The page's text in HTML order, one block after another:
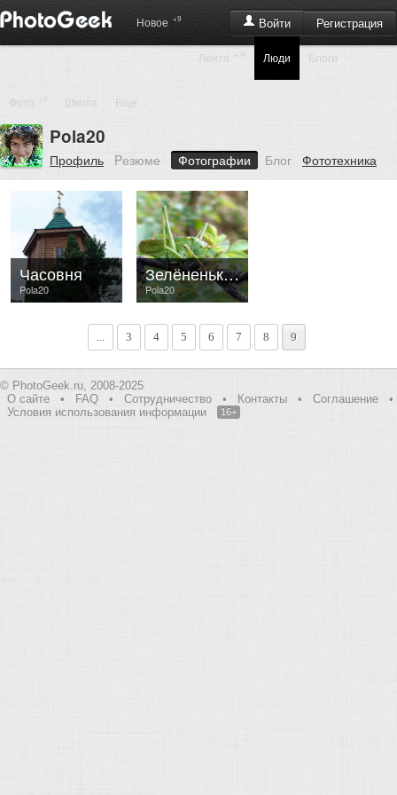
Войти Регистрация
Новое +9
Лента Люди Блоги
Фото +9 Школа Еще ...
Pola20
Профиль Pезюме Фотографии Блог Фототехника
Pola20
Часовня
Pola20
Зелёненький он был...
... 3 4 5 6 7 8 9
© PhotoGeek.ru, 2008-2025
О сайте
• FAQ • Сотрудничество • Контакты • Соглашение
•
Условия использования информации
16+